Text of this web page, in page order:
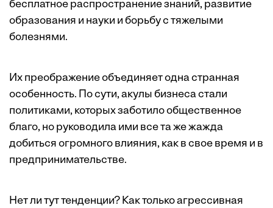
бесплатное распространение знаний, развитие
образования и науки и борьбу с тяжелыми
болезнями.
Их преображение объединяет одна странная
особенность. По сути, акулы бизнеса стали
политиками, которых заботило общественное
благо, но руководила ими все та же жажда
добиться огромного влияния, как в свое время и в
предпринимательстве.
Нет ли тут тенденции? Как только агрессивная